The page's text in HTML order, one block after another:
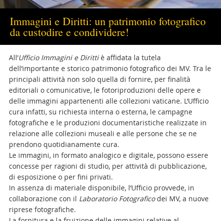
Immagini e Diritti: un patrimonio fotografico
da custodire e condividere!
All’Ufficio Immagini e Dirittiè affidata la tutela
dell’importante e storico patrimonio fotografico dei MV. Tra le
principali attività non solo quella di fornire, per finalità
editoriali o comunicative, le fotoriproduzioni delle opere e
delle immagini appartenenti alle collezioni vaticane. L’Ufficio
cura infatti, su richiesta interna o esterna, le campagne
fotografiche e le produzioni documentaristiche realizzate in
relazione alle collezioni museali e alle persone che se ne
prendono quotidianamente cura.
Le immagini, in formato analogico e digitale, possono essere
concesse per ragioni di studio, per attività di pubblicazione,
di esposizione o per fini privati.
In assenza di materiale disponibile, l’Ufficio provvede, in
collaborazione con il Laboratorio Fotograficodei MV, a nuove
riprese fotografiche.